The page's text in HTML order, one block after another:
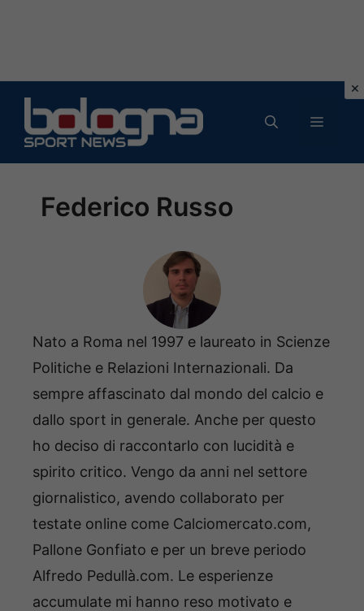
contenuto
MENU
Federico Russo
Nato a Roma nel 1997 e laureato in Scienze
Politiche e Relazioni Internazionali. Da
sempre affascinato dal mondo del calcio e
dallo sport in generale. Anche per questo
ho deciso di raccontarlo con lucidità e
spirito critico. Vengo da anni nel settore
giornalistico, avendo collaborato per
testate online come Calciomercato.com,
Pallone Gonfiato e per un breve periodo
Alfredo Pedullà.com. Le esperienze
accumulate mi hanno reso motivato e